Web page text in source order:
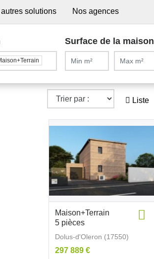
autres solutions Nos agences
Surface de la maison
Liste
Maison+Terrain
5 pièces
Dolus-d'Oleron (17550)
297 889 €